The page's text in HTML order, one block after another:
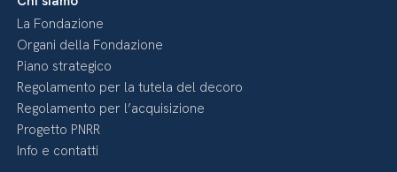
La Fondazione
Organi della Fondazione
Piano strategico
Regolamento per la tutela del decoro
Regolamento per l’acquisizione
Progetto PNRR
Info e contatti